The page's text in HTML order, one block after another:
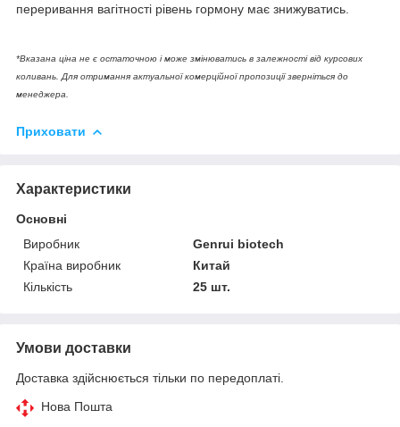
переривання вагітності рівень гормону має знижуватись.
*Вказана ціна не є остаточною і може змінюватись в залежності від курсових
коливань. Для отримання актуальної комерційної пропозиції зверніться до
менеджера.
Приховати
Характеристики
Основні
Виробник
Genrui biotech
Країна виробник
Китай
Кількість
25 шт.
Умови доставки
Доставка здійснюється тільки по передоплаті.
Нова Пошта